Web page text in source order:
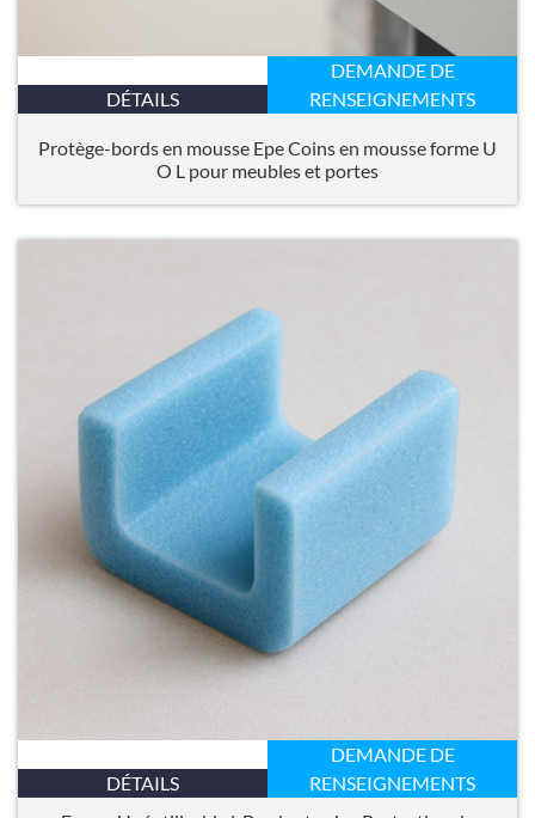
DÉTAILS
DEMANDE DE
RENSEIGNEMENTS
Protège-bords en mousse Epe Coins en mousse forme U
O L pour meubles et portes
DÉTAILS
DEMANDE DE
RENSEIGNEMENTS